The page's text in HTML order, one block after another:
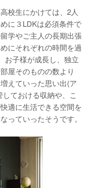
校生にかけては、2人
に３LDKは必須条件で
学やご主人の長期出張
にそれぞれの時間を過
お子様が成長し、独立
屋そのものの数より
えていった思い出(ア
ておける収納や、こ
適に生活できる空間を
っていったそうです。